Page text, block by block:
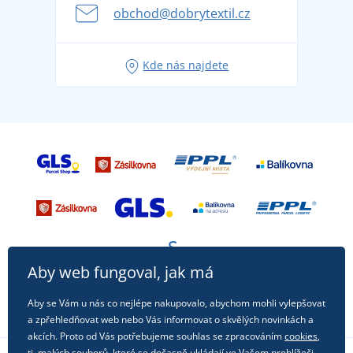
se na dovolenou bez starostí
Tipy na svěží outfity pro pohodové léto
obchod@dobrytextil.cz
Kde nás najdete
Aby web fungoval, jak má
Aby se Vám u nás co nejlépe nakupovalo, abychom mohli vylepšovat
a zpřehledňovat web nebo Vás informovat o skvělých novinkách a
akcích. Proto od Vás potřebujeme souhlas se zpracovánímcookies,